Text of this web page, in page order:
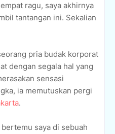
ragu, saya akhirnya
tantangan ini. Sekalian
pria budak korporat
dengan segala hal yang
sensasi
ia memutuskan pergi
.
saya di sebuah